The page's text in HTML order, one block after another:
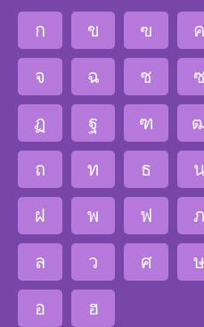
ก ข ฃ ค
จ
ฉ ช ซ
ฏ
ฐ ฑ
ถ
ท ธ น
ฝ
พ ฟ ภ
ล
ว ศ ษ
อ
ฮ